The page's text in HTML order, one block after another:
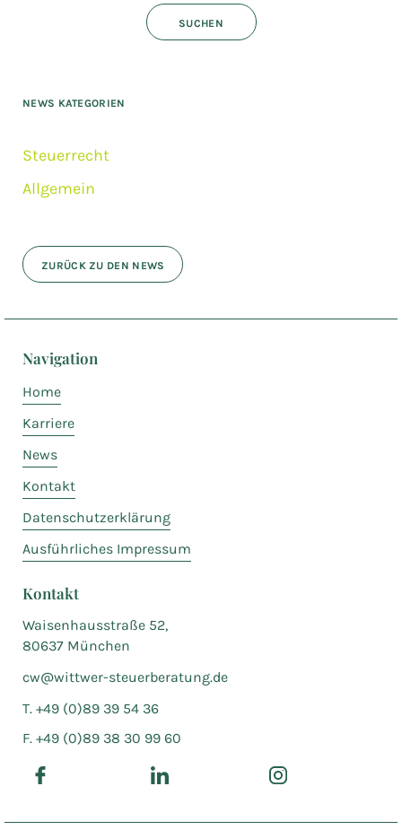
NEWS KATEGORIEN
Steuerrecht
Allgemein
ZURÜCK ZU DEN NEWS
Navigation
Home
Karriere
News
Kontakt
Datenschutzerklärung
Ausführliches Impressum
Kontakt
Waisenhausstraße 52,
80637 München
cw@wittwer-steuerberatung.de
T. +49 (0)89 39 54 36
F. +49 (0)89 38 30 99 60